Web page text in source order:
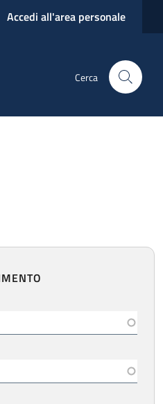
Accedi all'area personale
Cerca